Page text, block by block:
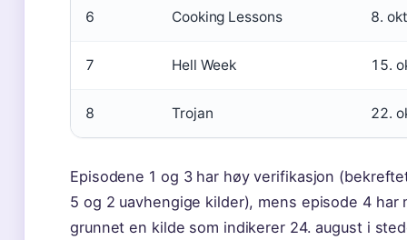
6 Cooking Lessons 8.
7 Hell Week 15.
8 Trojan 22.
Episodene 1 og 3 har høy verifikasjon
5 og 2 uavhengige kilder), mens episode 4 har
grunnet en kilde som indikerer 24. august i